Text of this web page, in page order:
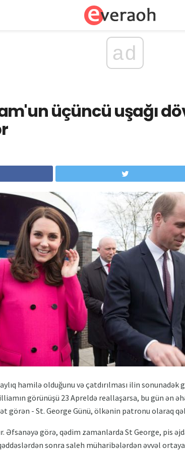
ad
üçüncü uşağı
hamilə olduğunu və çatdırılması ilin
görünüşü 23 Apreldə reallaşarsa, bu gün ən
görən - St. George Günü, ölkənin patronu olaraq
Əfsanəyə görə, qədim zamanlarda St George, pis
sonra saleh müharibələrdən əvvəl